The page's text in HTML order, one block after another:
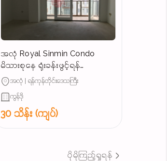
အလုံ Royal Sinmin Condo
မိသားစုနေ ရုံးခန်းဖွင့်ရန်
ကောင်းမွန်သောအခန်းအငှား
အလုံ | ရန်ကုန်တိုင်းဒေသကြီး
ကွန်ဒို
30 သိန်း (ကျပ်)
ပိုမိုကြည့်ရှုရန်